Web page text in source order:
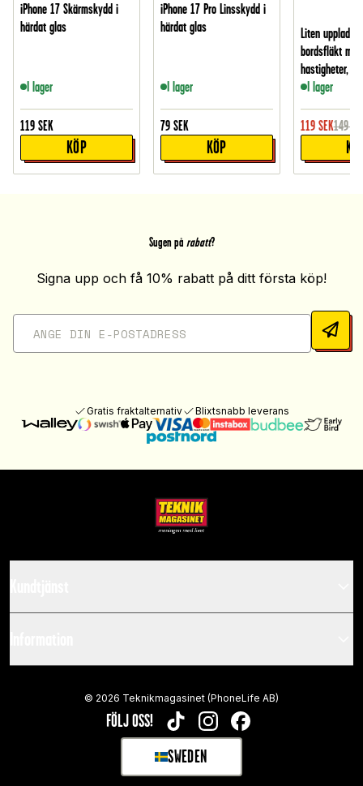
iPhone 17 Skärmskydd i
härdat glas
I lager
119 SEK
KÖP
iPhone 17 Pro Linsskydd i
härdat glas
I lager
79 SEK
KÖP
Liten
bordsfläkt
hastigheter, Vit
I lager
119 SEK149
Sugen på rabatt?
Signa upp och få 10% rabatt på ditt första köp!
Gratis fraktalternativ Blixtsnabb leverans
FÖLJ OSS! TIKTOKINSTAGRAMFACEBOOK
SWEDEN
SELECT MARKET
© 2026 Teknikmagasinet (PhoneLife AB)